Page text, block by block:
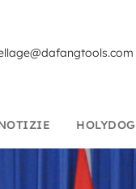
HOLYDOG